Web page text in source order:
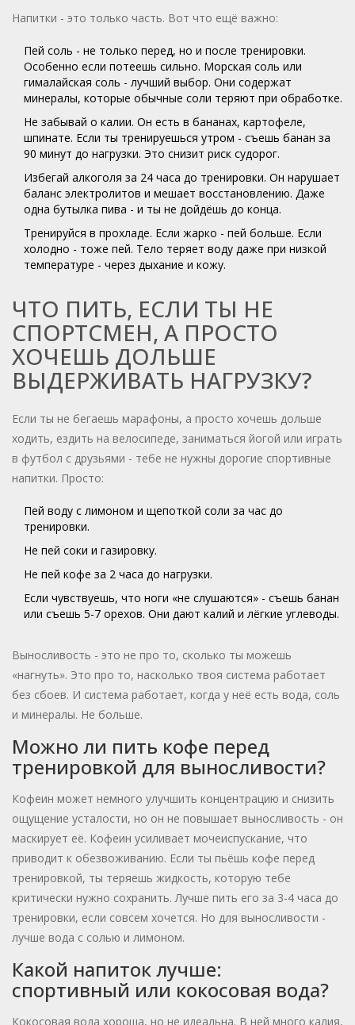
Напитки - это только часть. Вот что ещё важно:
Пей соль - не только перед, но и после тренировки.
Особенно если потеешь сильно. Морская соль или
гималайская соль - лучший выбор. Они содержат
минералы, которые обычные соли теряют при обработке.
Не забывай о калии. Он есть в бананах, картофеле,
шпинате. Если ты тренируешься утром - съешь банан за
90 минут до нагрузки. Это снизит риск судорог.
Избегай алкоголя за 24 часа до тренировки. Он нарушает
баланс электролитов и мешает восстановлению. Даже
одна бутылка пива - и ты не дойдёшь до конца.
Тренируйся в прохладе. Если жарко - пей больше. Если
холодно - тоже пей. Тело теряет воду даже при низкой
температуре - через дыхание и кожу.
ЧТО ПИТЬ, ЕСЛИ ТЫ НЕ
СПОРТСМЕН, А ПРОСТО
ХОЧЕШЬ ДОЛЬШЕ
ВЫДЕРЖИВАТЬ НАГРУЗКУ?
Если ты не бегаешь марафоны, а просто хочешь дольше
ходить, ездить на велосипеде, заниматься йогой или играть
в футбол с друзьями - тебе не нужны дорогие спортивные
напитки. Просто:
Пей воду с лимоном и щепоткой соли за час до
тренировки.
Не пей соки и газировку.
Не пей кофе за 2 часа до нагрузки.
Если чувствуешь, что ноги «не слушаются» - съешь банан
или съешь 5-7 орехов. Они дают калий и лёгкие углеводы.
Выносливость - это не про то, сколько ты можешь
«нагнуть». Это про то, насколько твоя система работает
без сбоев. И система работает, когда у неё есть вода, соль
и минералы. Не больше.
Можно ли пить кофе перед
тренировкой для выносливости?
Кофеин может немного улучшить концентрацию и снизить
ощущение усталости, но он не повышает выносливость - он
маскирует её. Кофеин усиливает мочеиспускание, что
приводит к обезвоживанию. Если ты пьёшь кофе перед
тренировкой, ты теряешь жидкость, которую тебе
критически нужно сохранить. Лучше пить его за 3-4 часа до
тренировки, если совсем хочется. Но для выносливости -
лучше вода с солью и лимоном.
Какой напиток лучше:
спортивный или кокосовая вода?
Кокосовая вода хороша, но не идеальна. В ней много калия,